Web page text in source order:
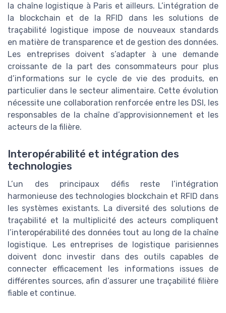
la chaîne logistique à Paris et ailleurs. L’intégration de
la blockchain et de la RFID dans les solutions de
traçabilité logistique impose de nouveaux standards
en matière de transparence et de gestion des données.
Les entreprises doivent s’adapter à une demande
croissante de la part des consommateurs pour plus
d’informations sur le cycle de vie des produits, en
particulier dans le secteur alimentaire. Cette évolution
nécessite une collaboration renforcée entre les DSI, les
responsables de la chaîne d’approvisionnement et les
acteurs de la filière.
Interopérabilité et intégration des
technologies
L’un des principaux défis reste l’intégration
harmonieuse des technologies blockchain et RFID dans
les systèmes existants. La diversité des solutions de
traçabilité et la multiplicité des acteurs compliquent
l’interopérabilité des données tout au long de la chaîne
logistique. Les entreprises de logistique parisiennes
doivent donc investir dans des outils capables de
connecter efficacement les informations issues de
différentes sources, afin d’assurer une traçabilité filière
fiable et continue.